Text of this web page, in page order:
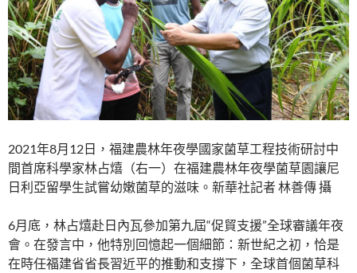
2021年8月12日，福建農林年夜學國家菌草工程技術研討中
間首席科學家林占熺（右一）在福建農林年夜學菌草園讓尼
日利亞留學生試嘗幼嫩菌草的滋味。新華社記者 林善傳 攝
6月底，林占熺赴日內瓦參加第九屆“促貿支援”全球審議年夜
會。在發言中，他特別回憶起一個細節：新世紀之初，恰是
在時任福建省省長習近平的推動和支撐下，全球首個菌草科